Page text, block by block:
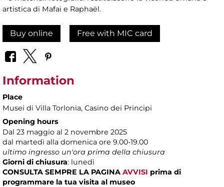
artistica di Mafai e Raphaël.
Buy online Free with MIC card
Information
Place
Musei di Villa Torlonia, Casino dei Principi
Opening hours
Dal 23 maggio al 2 novembre 2025
dal martedì alla domenica ore 9.00-19.00
ultimo ingresso un'ora prima della chiusura
Giorni di chiusura: lunedì
CONSULTA SEMPRE LA PAGINA AVVISI prima di
programmare la tua visita al museo